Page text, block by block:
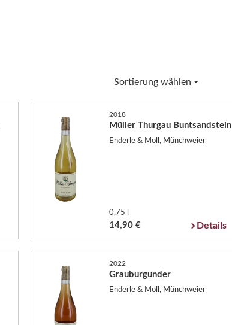
Sortierung wählen
2018
Müller Thurgau Buntsandstein
Enderle & Moll, Münchweier
0,75 l
14,90 € Details
2022
Grauburgunder
Enderle & Moll, Münchweier